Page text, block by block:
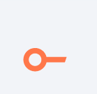
Aqui na Loft